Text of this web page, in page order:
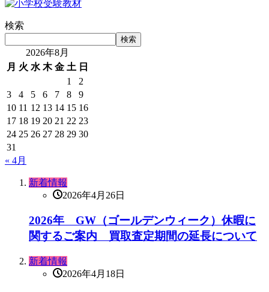
検索
検索
2026年8月
月 火 水 木 金 土 日
1
2
3
4 5 6 7 8
9
10 11 12 13 14 15 16
17 18 19 20 21 22 23
24 25 26 27 28 29 30
31
« 4月
新着情報
2026年4月26日
2026年 GW（ゴールデンウィーク）休暇に
関するご案内 買取査定期間の延長について
新着情報
2026年4月18日